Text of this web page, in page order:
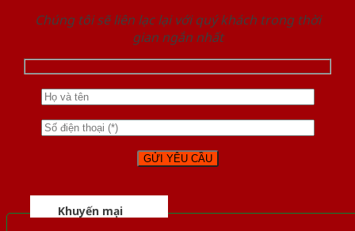
Chúng tôi sẽ liên lạc lại với quý khách trong thời
gian ngắn nhất
Khuyến mại